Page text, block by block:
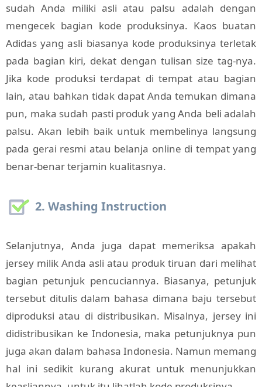
sudah Anda miliki asli atau palsu adalah dengan
mengecek bagian kode produksinya. Kaos buatan
Adidas yang asli biasanya kode produksinya terletak
pada bagian kiri, dekat dengan tulisan size tag-nya.
Jika kode produksi terdapat di tempat atau bagian
lain, atau bahkan tidak dapat Anda temukan dimana
pun, maka sudah pasti produk yang Anda beli adalah
palsu. Akan lebih baik untuk membelinya langsung
pada gerai resmi atau belanja online di tempat yang
benar-benar terjamin kualitasnya.
2. Washing Instruction
Selanjutnya, Anda juga dapat memeriksa apakah
jersey milik Anda asli atau produk tiruan dari melihat
bagian petunjuk pencuciannya. Biasanya, petunjuk
tersebut ditulis dalam bahasa dimana baju tersebut
diproduksi atau di distribusikan. Misalnya, jersey ini
didistribusikan ke Indonesia, maka petunjuknya pun
juga akan dalam bahasa Indonesia. Namun memang
hal ini sedikit kurang akurat untuk menunjukkan